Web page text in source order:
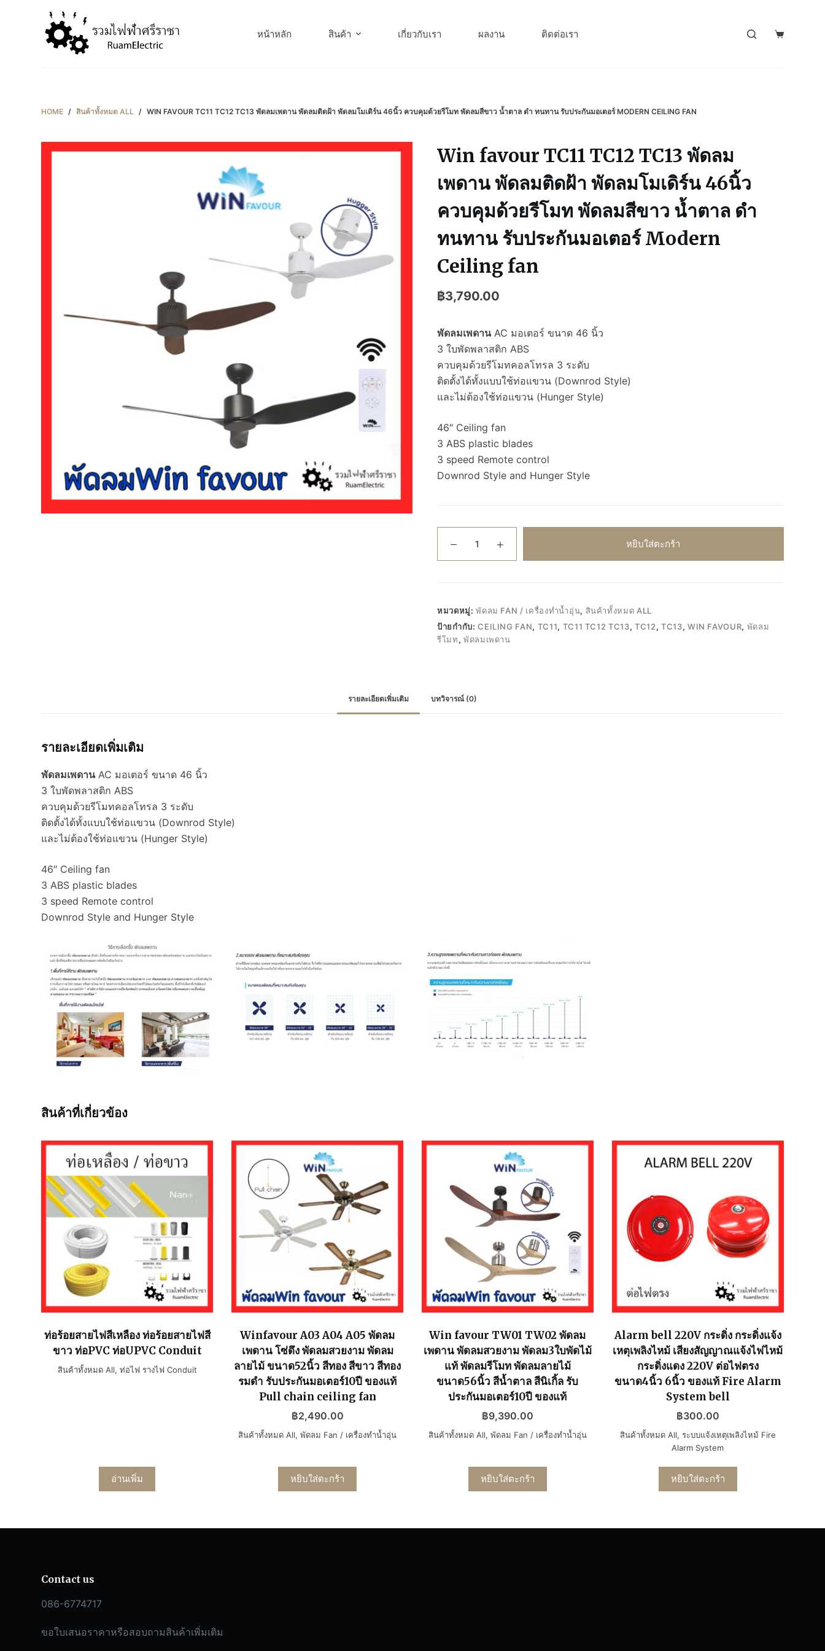
หน้าหลัก สินค้า เกี่ยวกับเรา ผลงาน ติดต่อเรา
HOME / สินค้าทั้งหมด ALL / WIN FAVOUR TC11 TC12 TC13 พัดลมเพดาน พัดลมติดฝ้า พัดลมโมเดิร์น 46นิ้ว ควบคุมด้วยรีโมท พัดลมสีขาว น้ำตาล ดำ ทนทาน รับประกันมอเตอร์ MODERN CEILING FAN
Win favour TC11 TC12 TC13 พัดลม
เพดาน พัดลมติดฝ้า พัดลมโมเดิร์น 46นิ้ว
ควบคุมด้วยรีโมท พัดลมสีขาว น้ำตาล ดำ
ทนทาน รับประกันมอเตอร์ Modern
Ceiling fan
฿3,790.00
พัดลมเพดานAC มอเตอร์ ขนาด 46 นิ้ว
3 ใบพัดพลาสติก ABS
ควบคุมด้วยรีโมทคอลโทรล 3 ระดับ
ติดตั้งได้ทั้งแบบใช้ท่อแขวน (Downrod Style)
และไม่ต้องใช้ท่อแขวน (Hunger Style)
46″ Ceiling fan
3 ABS plastic blades
3 speed Remote control
Downrod Style and Hunger Style
Win
favour
TC13
พัดลม
เพดาน
พัด
Ceiling
ชิ้น
หยิบใส่ตะกร้า
หมวดหมู่:พัดลม FAN / เครื่องทำน้ำอุ่น, สินค้าทั้งหมด ALL
ป้ายกำกับ:CEILING FAN, TC11, TC11 TC12 TC13,TC12, TC13, WIN FAVOUR, พัดลม
รีโมท, พัดลมเพดาน
รายละเอียดเพิ่มเติม บทวิจารณ์ (0)
รายละเอียดเพิ่มเติม
พัดลมเพดานAC มอเตอร์ ขนาด 46 นิ้ว
3 ใบพัดพลาสติก ABS
ควบคุมด้วยรีโมทคอลโทรล 3 ระดับ
ติดตั้งได้ทั้งแบบใช้ท่อแขวน (Downrod Style)
และไม่ต้องใช้ท่อแขวน (Hunger Style)
46″ Ceiling fan
3 ABS plastic blades
3 speed Remote control
Downrod Style and Hunger Style
สินค้าที่เกี่ยวข้อง
ท่อร้อยสายไฟสีเหลือง ท่อร้อยสายไฟสี
ขาว ท่อPVC ท่อUPVC Conduit
สินค้าทั้งหมด All, ท่อไฟ รางไฟ Conduit
อ่านเพิ่ม
Winfavour A03 A04 A05 พัดลม
เพดาน โซ่ดึง พัดลมสวยงาม พัดลม
ลายไม้ ขนาด52นิ้ว สีทอง สีขาว สีทอง
รมดำ รับประกันมอเตอร์10ปี ของแท้
Pull chain ceiling fan
฿2,490.00
สินค้าทั้งหมด All,พัดลม Fan / เครื่องทำน้ำอุ่น
หยิบใส่ตะกร้า
Win favour TW01 TW02 พัดลม
เพดาน พัดลมสวยงาม พัดลม3ใบพัดไม้
แท้ พัดลมรีโมท พัดลมลายไม้
ขนาด56นิ้ว สีน้ำตาล สีนิเกิ้ล รับ
ประกันมอเตอร์10ปี ของแท้
฿9,390.00
สินค้าทั้งหมด All, พัดลม Fan / เครื่องทำน้ำอุ่น
หยิบใส่ตะกร้า
Alarm bell 220V กระดิ่ง กระดิ่งแจ้ง
เหตุเพลิงไหม้ เสียงสัญญาณแจ้งไฟไหม้
กระดิ่งแดง 220V ต่อไฟตรง
ขนาด4นิ้ว 6นิ้ว ของแท้ Fire Alarm
System bell
฿300.00
สินค้าทั้งหมด All, ระบบแจ้งเหตุเพลิงไหม้ Fire
Alarm System
หยิบใส่ตะกร้า
Contact us
086-6774717
ขอใบเสนอราคาหรือสอบถามสินค้าเพิ่มเติม